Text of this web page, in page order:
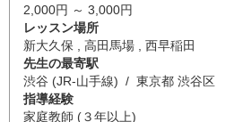
2,000円 ～ 3,000円
レッスン場所
新大久保 , 高田馬場 , 西早稲田
先生の最寄駅
渋谷 (JR-山手線) / 東京都 渋谷区
指導経験
家庭教師 (３年以上)